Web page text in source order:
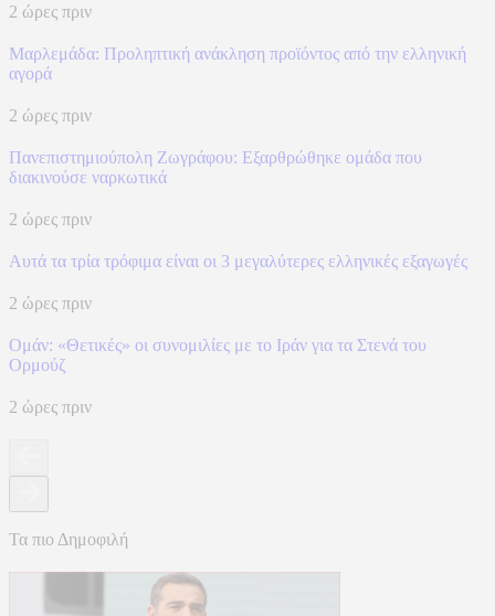
2 ώρες πριν
Μαρλεμάδα: Προληπτική ανάκληση προϊόντος από την ελληνική
αγορά
2 ώρες πριν
Πανεπιστημιούπολη Ζωγράφου: Εξαρθρώθηκε ομάδα που
διακινούσε ναρκωτικά
2 ώρες πριν
Αυτά τα τρία τρόφιμα είναι οι 3 μεγαλύτερες ελληνικές εξαγωγές
2 ώρες πριν
Ομάν: «Θετικές» οι συνομιλίες με το Ιράν για τα Στενά του
Ορμούζ
2 ώρες πριν
Τα πιο Δημοφιλή